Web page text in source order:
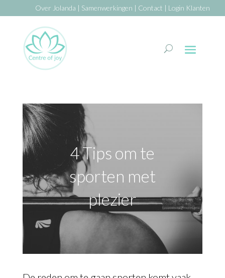
Over Jolanda | Samenwerkingen | Contact | Login Klanten
4 Tips om te
sporten met
plezier